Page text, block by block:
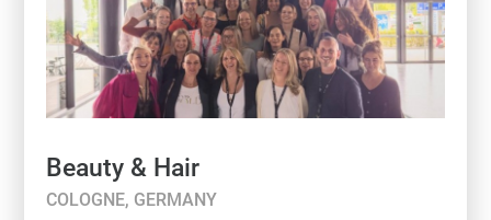
Beauty & Hair
COLOGNE, GERMANY